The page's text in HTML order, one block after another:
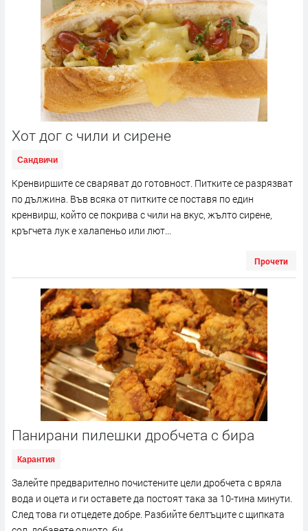
Хот дог с чили и сирене
Сандвичи
Кренвиршите се сваряват до готовност. Питките се разрязват
по дължина. Във всяка от питките се поставя по един
кренвирш, който се покрива с чили на вкус, жълто сирене,
кръгчета лук е халапеньо или лют...
Прочети
Панирани пилешки дробчета с бира
Карантия
Залейте предварително почистените цели дробчета с вряла
вода и оцета и ги оставете да постоят така за 10-тина минути.
След това ги отцедете добре. Разбийте белтъците с щипката